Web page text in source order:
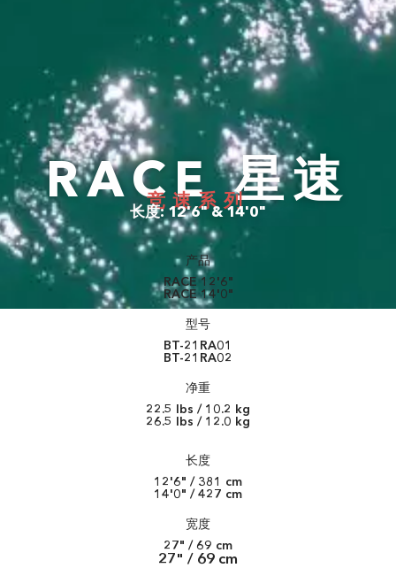
RACE 星速
竞速系列
长度: 12'6" & 14'0"
产品
RACE 12'6"
RACE 14'0"
型号
BT-21RA01
BT-21RA02
净重
22.5 lbs / 10.2 kg
26.5 lbs / 12.0 kg
长度
12'6" / 381 cm
14'0" / 427 cm
宽度
27" / 69 cm
27" / 69 cm